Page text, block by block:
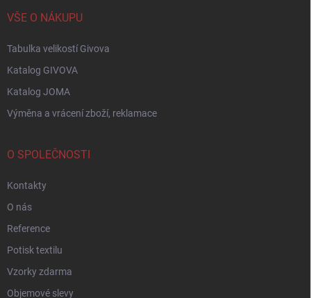
VŠE O NÁKUPU
Tabulka velikostí Givova
Katalog GIVOVA
Katalog JOMA
Výměna a vrácení zboží, reklamace
O SPOLEČNOSTI
Kontakty
O nás
Reference
Potisk textilu
Vzorky zdarma
Objemové slevy